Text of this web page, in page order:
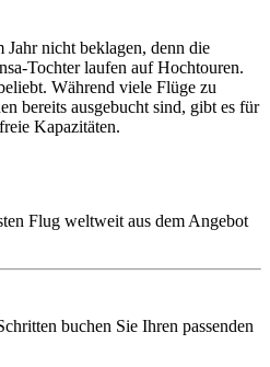
nicht beklagen, denn die
Tochter laufen auf Hochtouren.
Während viele Flüge zu
bereits ausgebucht sind, gibt es für
Kapazitäten.
Flug weltweit aus dem Angebot
buchen Sie Ihren passenden